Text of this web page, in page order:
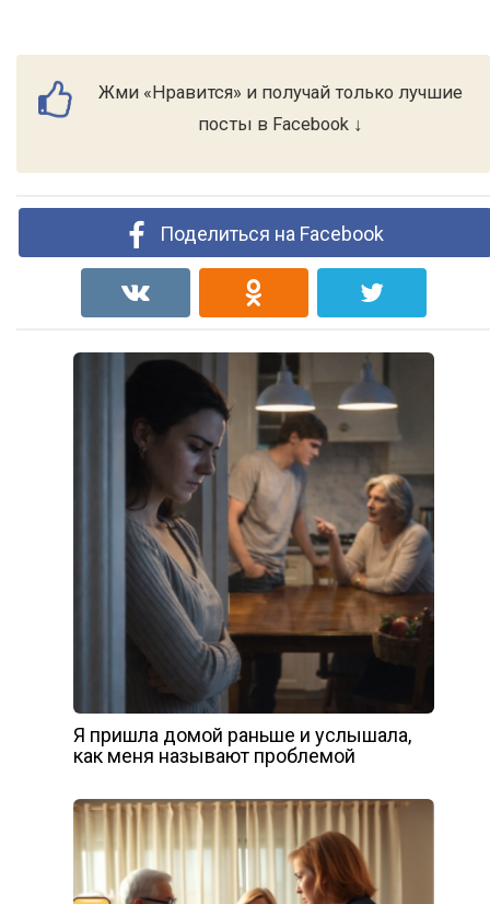
Жми «Нравится» и получай только лучшие
посты в Facebook ↓
Поделиться на Facebook
Я пришла домой раньше и услышала,
как меня называют проблемой